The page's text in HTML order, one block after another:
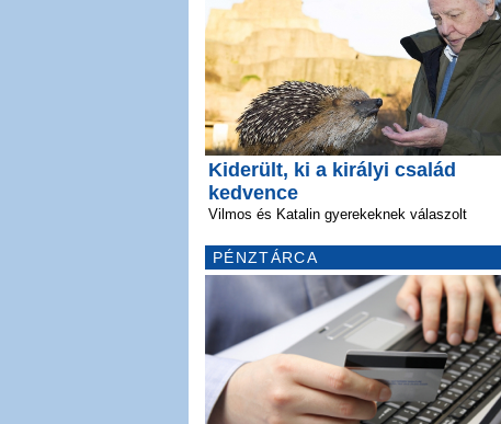
Kiderült, ki a királyi család
kedvence
Vilmos és Katalin gyerekeknek válaszolt
PÉNZTÁRCA